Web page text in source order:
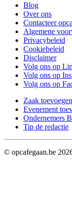
Blog
Over ons
Contacteer
Algemene
Privacybeleid
Cookiebeleid
Disclaimer
Volg ons op
Volg ons op
Volg ons op
Zaak toevoegen
Evenement
Ondernemers
Tip de redactie
© opcafegaan.be